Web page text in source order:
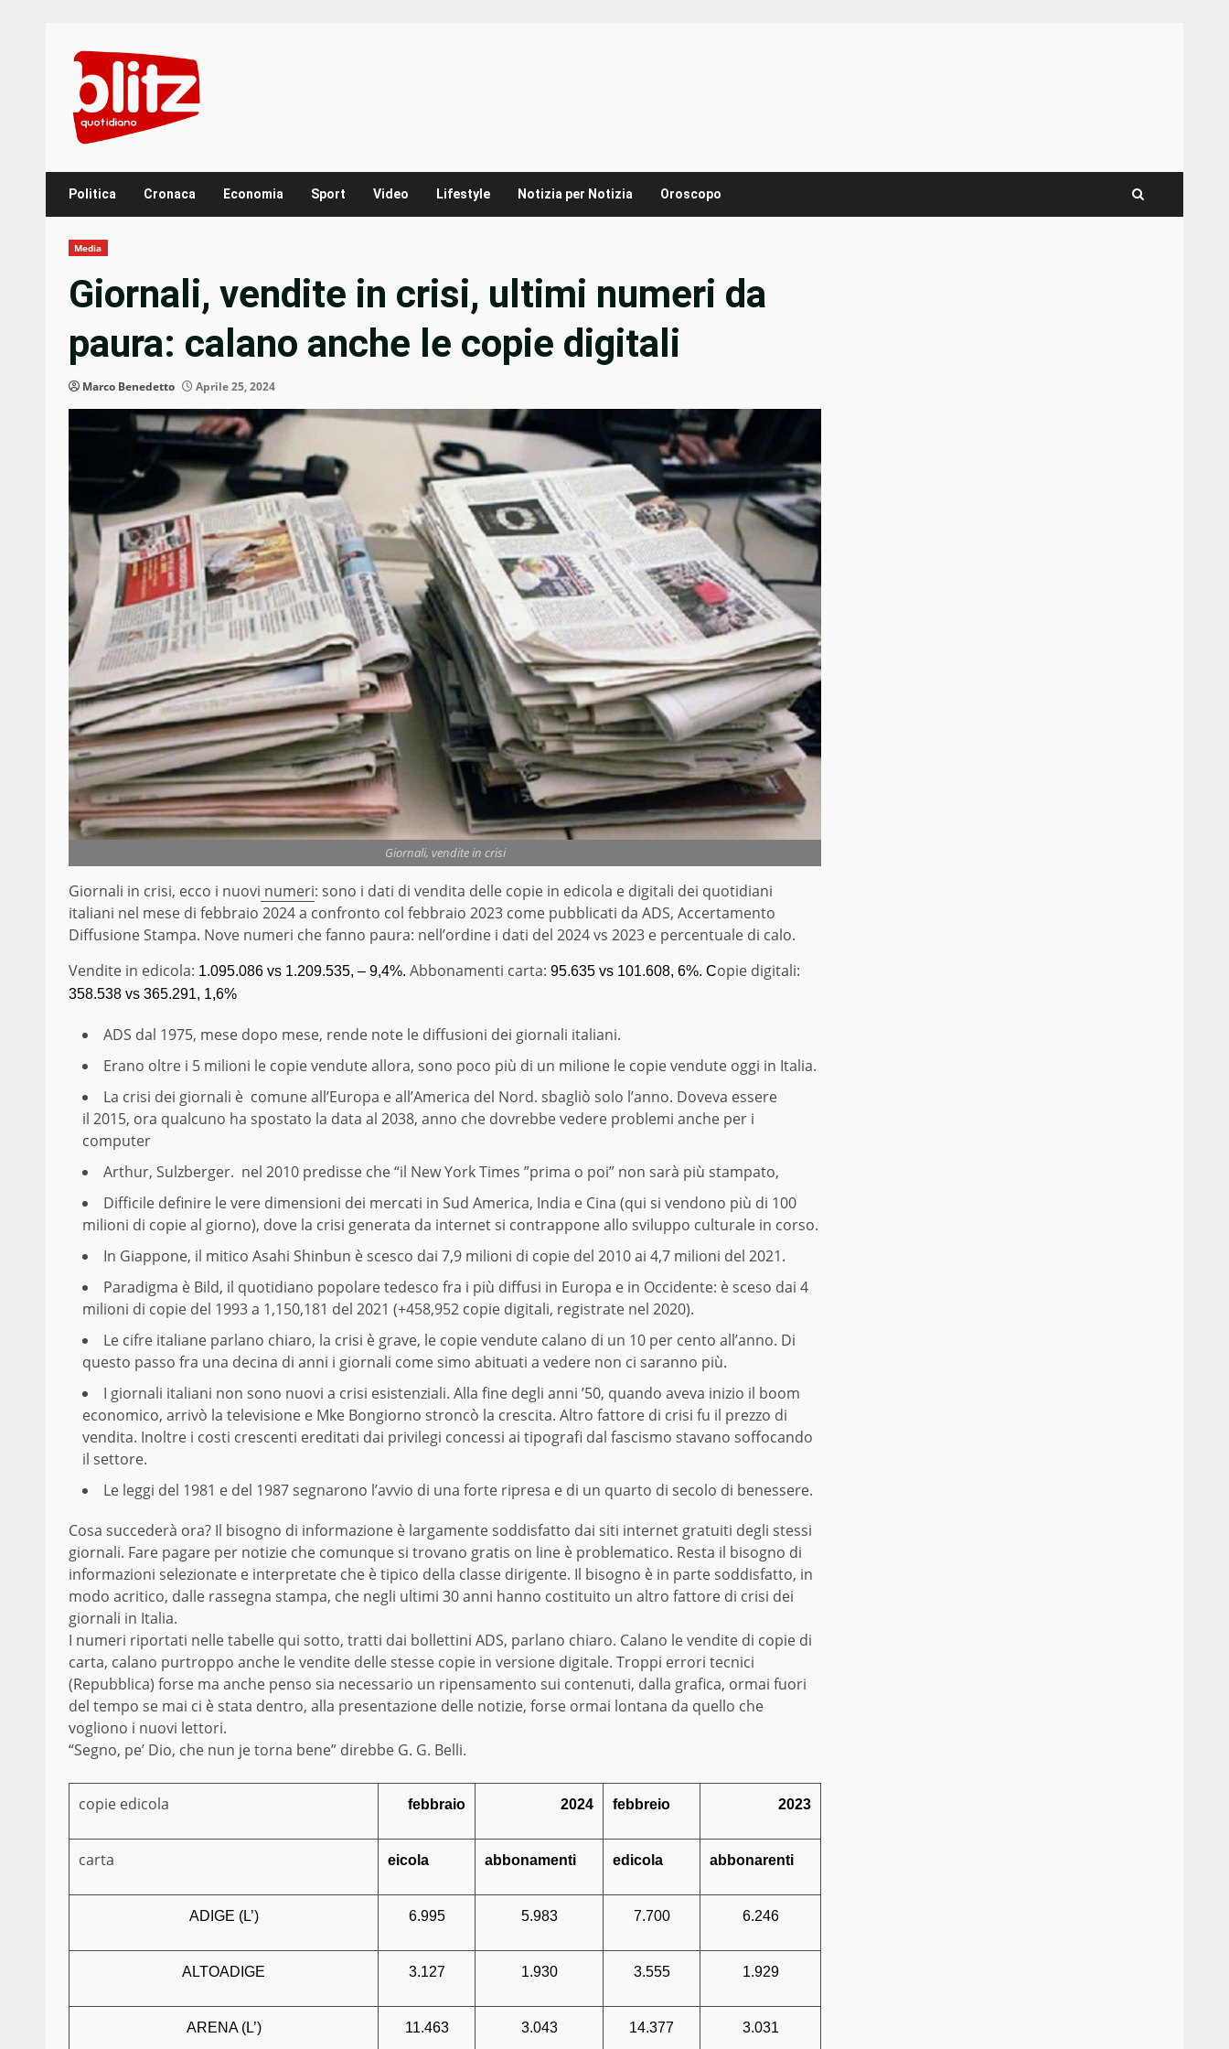
content
Politica Cronaca Economia Sport Video Lifestyle Notizia per Notizia Oroscopo
Media
Giornali, vendite in crisi, ultimi numeri da
paura: calano anche le copie digitali
Marco Benedetto Aprile 25, 2024
Giornali, vendite in crisi
Giornali in crisi, ecco i nuovi numeri: sono i dati di vendita delle copie in edicola e digitali dei quotidiani
italiani nel mese di febbraio 2024 a confronto col febbraio 2023 come pubblicati da ADS, Accertamento
Diffusione Stampa. Nove numeri che fanno paura: nell’ordine i dati del 2024 vs 2023 e percentuale di calo.
Vendite in edicola: 1.095.086 vs 1.209.535, – 9,4%. Abbonamenti carta: 95.635 vs 101.608, 6%. Copie digitali:
358.538 vs 365.291, 1,6%
ADS dal 1975, mese dopo mese, rende note le diffusioni dei giornali italiani.
Erano oltre i 5 milioni le copie vendute allora, sono poco più di un milione le copie vendute oggi in Italia.
La crisi dei giornali è comune all’Europa e all’America del Nord. sbagliò solo l’anno. Doveva essere
il 2015, ora qualcuno ha spostato la data al 2038, anno che dovrebbe vedere problemi anche per i
computer
Arthur, Sulzberger. nel 2010 predisse che “il New York Times ”prima o poi” non sarà più stampato,
Difficile definire le vere dimensioni dei mercati in Sud America, India e Cina (qui si vendono più di 100
milioni di copie al giorno), dove la crisi generata da internet si contrappone allo sviluppo culturale in corso.
In Giappone, il mitico Asahi Shinbun è scesco dai 7,9 milioni di copie del 2010 ai 4,7 milioni del 2021.
Paradigma è Bild, il quotidiano popolare tedesco fra i più diffusi in Europa e in Occidente: è sceso dai 4
milioni di copie del 1993 a 1,150,181 del 2021 (+458,952 copie digitali, registrate nel 2020).
Le cifre italiane parlano chiaro, la crisi è grave, le copie vendute calano di un 10 per cento all’anno. Di
questo passo fra una decina di anni i giornali come simo abituati a vedere non ci saranno più.
I giornali italiani non sono nuovi a crisi esistenziali. Alla fine degli anni ’50, quando aveva inizio il boom
economico, arrivò la televisione e Mke Bongiorno stroncò la crescita. Altro fattore di crisi fu il prezzo di
vendita. Inoltre i costi crescenti ereditati dai privilegi concessi ai tipografi dal fascismo stavano soffocando
il settore.
Le leggi del 1981 e del 1987 segnarono l’avvio di una forte ripresa e di un quarto di secolo di benessere.
Cosa succederà ora? Il bisogno di informazione è largamente soddisfatto dai siti internet gratuiti degli stessi
giornali. Fare pagare per notizie che comunque si trovano gratis on line è problematico. Resta il bisogno di
informazioni selezionate e interpretate che è tipico della classe dirigente. Il bisogno è in parte soddisfatto, in
modo acritico, dalle rassegna stampa, che negli ultimi 30 anni hanno costituito un altro fattore di crisi dei
giornali in Italia.
I numeri riportati nelle tabelle qui sotto, tratti dai bollettini ADS, parlano chiaro. Calano le vendite di copie di
carta, calano purtroppo anche le vendite delle stesse copie in versione digitale. Troppi errori tecnici
(Repubblica) forse ma anche penso sia necessario un ripensamento sui contenuti, dalla grafica, ormai fuori
del tempo se mai ci è stata dentro, alla presentazione delle notizie, forse ormai lontana da quello che
vogliono i nuovi lettori.
“Segno, pe’ Dio, che nun je torna bene” direbbe G. G. Belli.
copie edicola febbraio 2024 febbreio 2023
carta eicola abbonamenti edicola abbonarenti
ADIGE (L’) 6.995 5.983 7.700 6.246
ALTOADIGE 3.127 1.930 3.555 1.929
ARENA (L’) 11.463 3.043 14.377 3.031